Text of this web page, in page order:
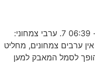
עבודה ערבית 3 - ערבי צמחוני 06:14 - 06:39 7. ערבי צמחוני:
ערבים צמחונים, מחליט
לסמל המאבק למען